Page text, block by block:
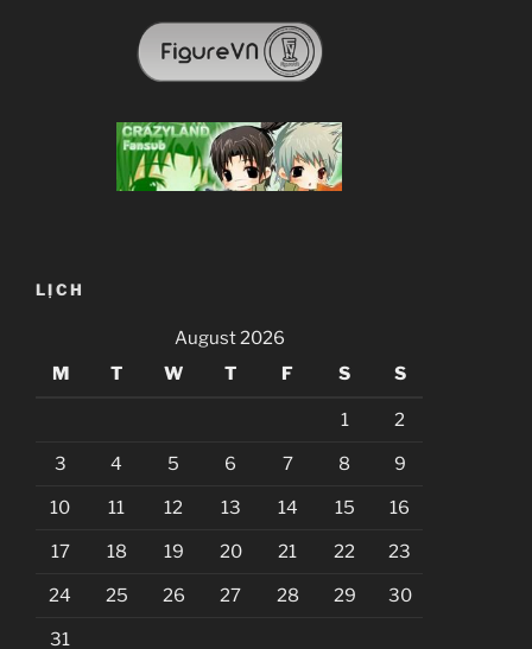
LỊCH
August 2026
M
T W T F S S
1 2
3 4 5 6 7 8 9
10 11 12 13 14 15 16
17 18 19 20 21 22 23
24 25 26 27 28 29 30
31